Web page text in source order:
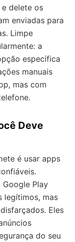
delete os
enviadas para
Limpe
a
específica
manuais
mas com
Deve
é usar apps
Play
legítimos, mas
Eles
do seu